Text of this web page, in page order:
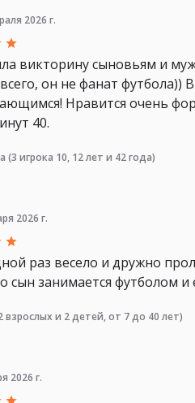
2026 г.
викторину сыновьям и
он не фанат футбола))
Нравится очень
40.
(3 игрока 10, 12 лет и 42 года)
2026 г.
раз весело и дружно
сын занимается футболом
взрослых и 2 детей, от 7 до 40 лет)
2026 г.